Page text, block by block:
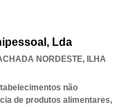
Lda
NORDESTE, ILHA
não
de produtos alimentares,